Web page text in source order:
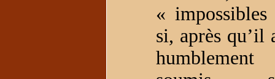
« impossibles
si, après qu’il
humblement